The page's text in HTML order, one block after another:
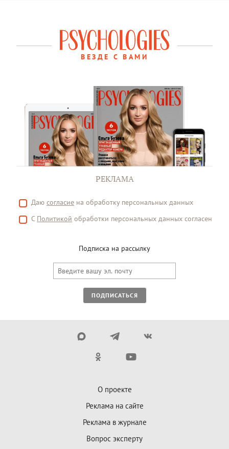
ВЕЗДЕ С ВАМИ
РЕКЛАМА
Даю согласие на обработку персональных данных
С Политикой обработки персональных данных согласен
Подписка на рассылку
ПОДПИСАТЬСЯ
О проекте
Реклама на сайте
Реклама в журнале
Вопрос эксперту